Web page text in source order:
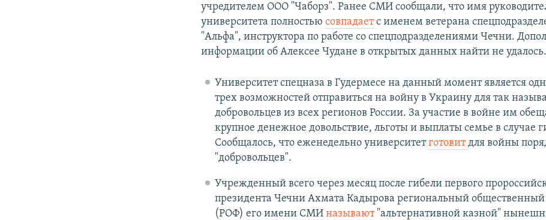
учредителем ООО "Чаборз". Ранее СМИ сообщали, что имя
университета полностьюсовпадаетс именем ветерана
"Альфа", инструктора по работе со спецподразделениями Чечни.
информации об Алексее Чудане в открытых данных найти не удалось.
Университет спецназа в Гудермесе на данный момент является
трех возможностей отправиться на войну в Украину для так
добровольцев из всех регионов России. За участие в войне им
крупное денежное довольствие, льготы и выплаты семье в случае
Сообщалось, что еженедельно университетготовитдля войны
"добровольцев".
Учрежденный всего через месяц после гибели первого
президента Чечни Ахмата Кадырова региональный
(РОФ) его имени СМИ называют"альтернативной казной"